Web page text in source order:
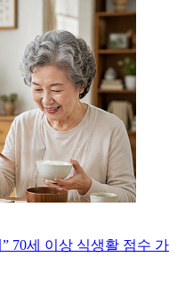
70세 이상 식생활 점수 가